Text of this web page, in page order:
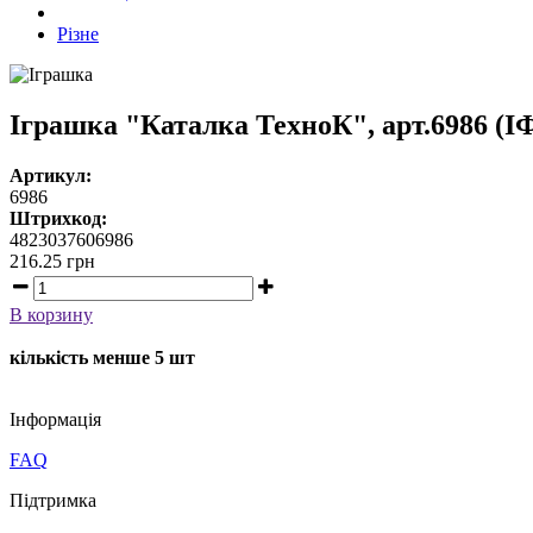
Різне
Іграшка "Каталка ТехноК", арт.6986
Артикул:
6986
Штрихкод:
4823037606986
216.25 грн
В корзину
кількість менше 5 шт
Iнформація
FAQ
Підтримка